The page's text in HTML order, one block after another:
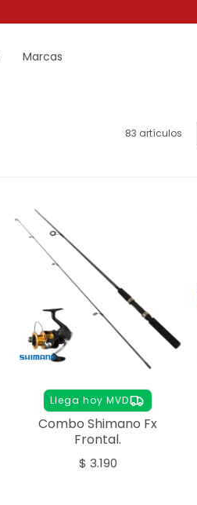
Marcas
83 artículos
Llega hoy MVD
Combo Shimano Fx
Frontal.
$ 3.190